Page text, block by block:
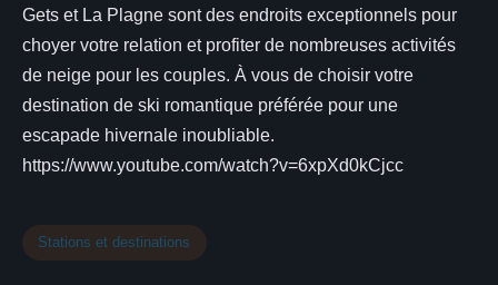
Gets et La Plagne sont des endroits exceptionnels pour
choyer votre relation et profiter de nombreuses activités
de neige pour les couples. À vous de choisir votre
destination de ski romantique préférée pour une
escapade hivernale inoubliable.
https://www.youtube.com/watch?v=6xpXd0kCjcc
Stations et destinations